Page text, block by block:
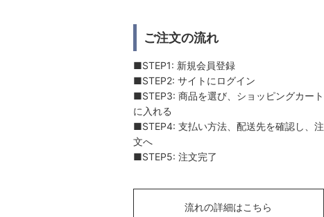
ご注文の流れ
■STEP1: 新規会員登録
■STEP2: サイトにログイン
■STEP3: 商品を選び、ショッピングカート
に入れる
■STEP4: 支払い方法、配送先を確認し、注
文へ
■STEP5: 注文完了
流れの詳細はこちら